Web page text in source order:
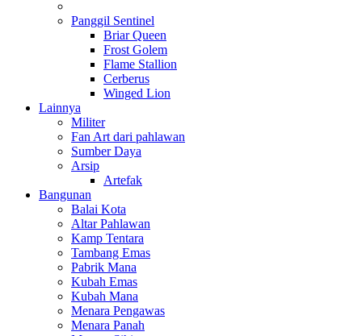
Panggil Sentinel
Briar Queen
Frost Golem
Flame Stallion
Cerberus
Winged Lion
Lainnya
Militer
Fan Art dari pahlawan
Sumber Daya
Arsip
Artefak
Bangunan
Balai Kota
Altar Pahlawan
Kamp Tentara
Tambang Emas
Pabrik Mana
Kubah Emas
Kubah Mana
Menara Pengawas
Menara Panah